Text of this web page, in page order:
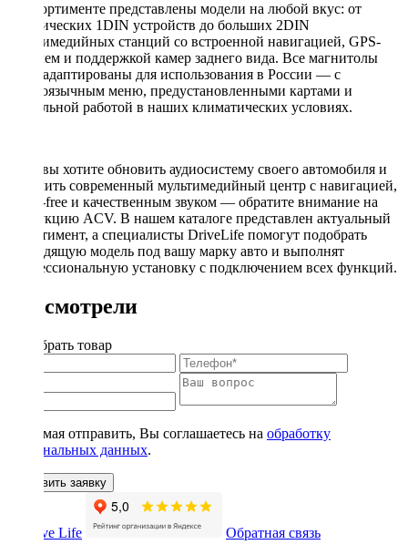
В ассортименте представлены модели на любой вкус: от
классических 1DIN устройств до больших 2DIN
мультимедийных станций со встроенной навигацией, GPS-
модулем и поддержкой камер заднего вида. Все магнитолы
ACV адаптированы для использования в России — с
русскоязычным меню, предустановленными картами и
стабильной работой в наших климатических условиях.
Если вы хотите обновить аудиосистему своего автомобиля и
получить современный мультимедийный центр с навигацией,
hands-free и качественным звуком — обратите внимание на
продукцию ACV. В нашем каталоге представлен актуальный
ассортимент, а специалисты DriveLife помогут подобрать
подходящую модель под вашу марку авто и выполнят
профессиональную установку с подключением всех функций.
Вы смотрели
Подобрать товар
Нажимая отправить, Вы соглашаетесь на обработку
персональных данных.
Оставить заявку
Обратная связь